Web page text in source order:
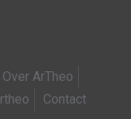
Over ArTheo
Contact